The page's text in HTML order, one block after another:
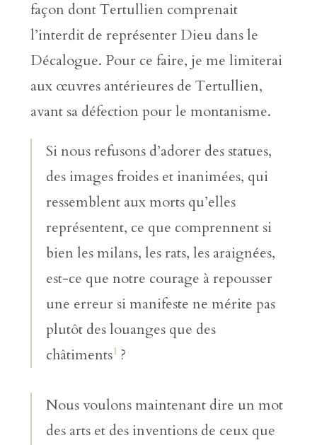
façon dont Tertullien comprenait
l’interdit de représenter Dieu dans le
Décalogue. Pour ce faire, je me limiterai
aux œuvres antérieures de Tertullien,
avant sa défection pour le montanisme.
Si nous refusons d’adorer des statues,
des images froides et inanimées, qui
ressemblent aux morts qu’elles
représentent, ce que comprennent si
bien les milans, les rats, les araignées,
est-ce que notre courage à repousser
une erreur si manifeste ne mérite pas
plutôt des louanges que des
châtiments1 ?
Nous voulons maintenant dire un mot
des arts et des inventions de ceux que